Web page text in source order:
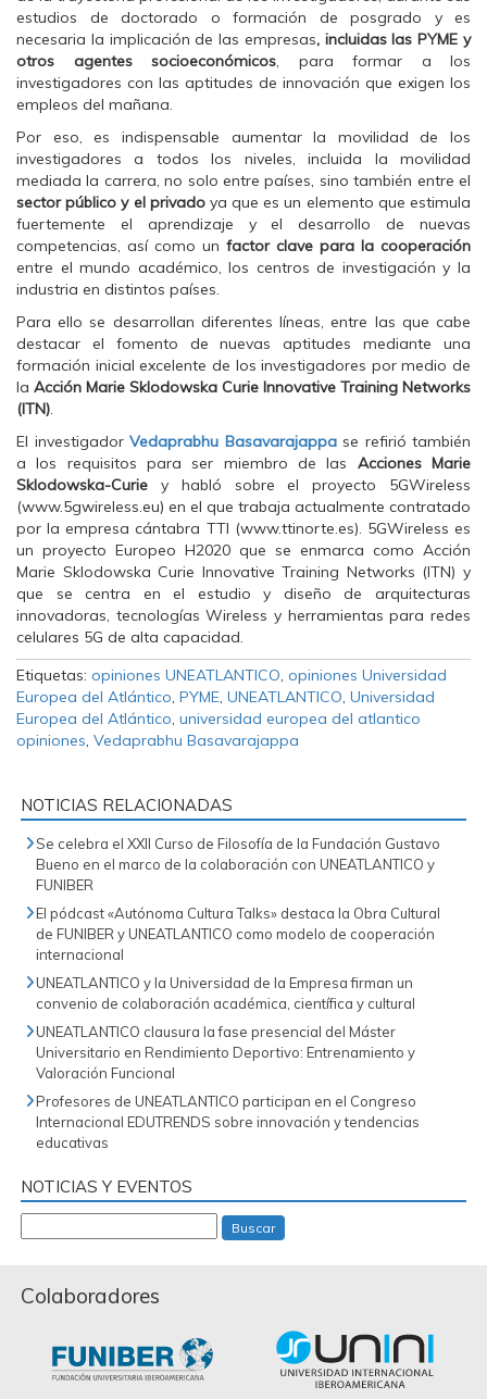
estudios de doctorado o formación de posgrado y es
necesaria la implicación de las empresas, incluidas las PYME y
otros agentes socioeconómicos, para formar a los
investigadores con las aptitudes de innovación que exigen los
empleos del mañana.
Por eso, es indispensable aumentar la movilidad de los
investigadores a todos los niveles, incluida la movilidad
mediada la carrera, no solo entre países, sino también entre el
sector público y el privadoya que es un elemento que estimula
fuertemente el aprendizaje y el desarrollo de nuevas
competencias, así como un factor clave para la cooperación
entre el mundo académico, los centros de investigación y la
industria en distintos países.
Para ello se desarrollan diferentes líneas, entre las que cabe
destacar el fomento de nuevas aptitudes mediante una
formación inicial excelente de los investigadores por medio de
la Acción Marie Sklodowska Curie Innovative Training Networks
(ITN).
El investigador Vedaprabhu Basavarajappa se refirió también
a los requisitos para ser miembro de las Acciones Marie
Sklodowska-Curie y habló sobre el proyecto 5GWireless
(www.5gwireless.eu) en el que trabaja actualmente contratado
por la empresa cántabra TTI (www.ttinorte.es). 5GWireless es
un proyecto Europeo H2020 que se enmarca como Acción
Marie Sklodowska Curie Innovative Training Networks (ITN) y
que se centra en el estudio y diseño de arquitecturas
innovadoras, tecnologías Wireless y herramientas para redes
celulares 5G de alta capacidad.
Etiquetas: opiniones UNEATLANTICO, opiniones Universidad
Europea del Atlántico, PYME, UNEATLANTICO, Universidad
Europea del Atlántico, universidad europea del atlantico
opiniones, Vedaprabhu Basavarajappa
NOTICIAS RELACIONADAS
Se celebra el XXII Curso de Filosofía de la Fundación Gustavo
Bueno en el marco de la colaboración con UNEATLANTICO y
FUNIBER
El pódcast «Autónoma Cultura Talks» destaca la Obra Cultural
de FUNIBER y UNEATLANTICO como modelo de cooperación
internacional
UNEATLANTICO y la Universidad de la Empresa firman un
convenio de colaboración académica, científica y cultural
UNEATLANTICO clausura la fase presencial del Máster
Universitario en Rendimiento Deportivo: Entrenamiento y
Valoración Funcional
Profesores de UNEATLANTICO participan en el Congreso
Internacional EDUTRENDS sobre innovación y tendencias
educativas
NOTICIAS Y EVENTOS
Buscar
Colaboradores